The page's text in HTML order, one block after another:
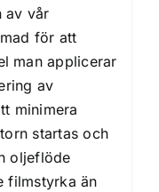
av vår
för att
man applicerar
av
minimera
startas och
oljeflöde
filmstyrka än